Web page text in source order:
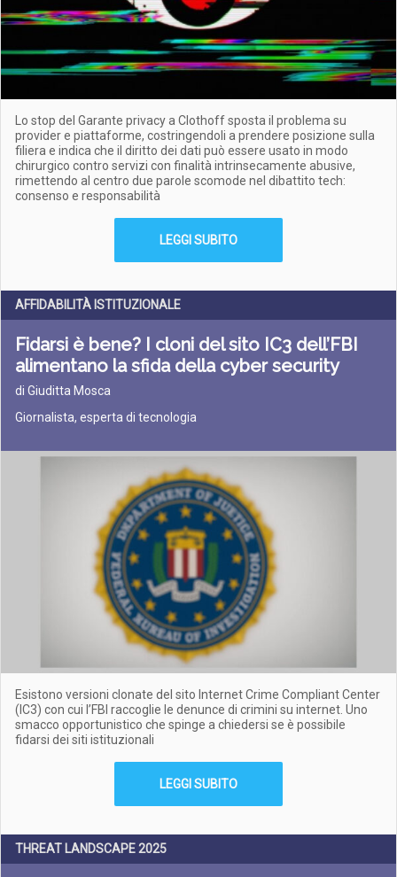
Lo stop del Garante privacy a Clothoff sposta il problema su
provider e piattaforme, costringendoli a prendere posizione sulla
filiera e indica che il diritto dei dati può essere usato in modo
chirurgico contro servizi con finalità intrinsecamente abusive,
rimettendo al centro due parole scomode nel dibattito tech:
consenso e responsabilità
LEGGI SUBITO
AFFIDABILITÀ ISTITUZIONALE
Fidarsi è bene? I cloni del sito IC3 dell’FBI
alimentano la sfida della cyber security
di Giuditta Mosca
Giornalista, esperta di tecnologia
Esistono versioni clonate del sito Internet Crime Compliant Center
(IC3) con cui l’FBI raccoglie le denunce di crimini su internet. Uno
smacco opportunistico che spinge a chiedersi se è possibile
fidarsi dei siti istituzionali
LEGGI SUBITO
THREAT LANDSCAPE 2025